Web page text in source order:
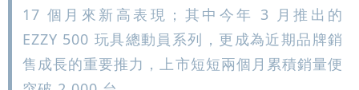
17 個月來新高表現；其中今年 3 月推出的
EZZY 500 玩具總動員系列，更成為近期品牌銷
售成長的重要推力，上市短短兩個月累積銷量便